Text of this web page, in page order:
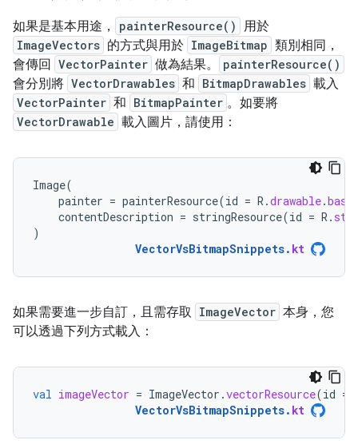
如果是基本用途，
painterResource() 用於
ImageVectors 的方式與用於 ImageBitmap 類別相同，
會傳回 VectorPainter 做為結果。 painterResource()
會分別將 VectorDrawables 和 BitmapDrawables 載入
VectorPainter 和 BitmapPainter 。如要將
VectorDrawable 載入圖片，請使用：
Image(
painter = painterResource(id = R .drawable.
contentDescription = stringResource(id = R .
)
VectorVsBitmapSnippets. kt
如果需要進一步自訂，且需存取 ImageVector 本身，您
可以透過下列方式載入：
val imageVector = ImageVector .vectorResource(id =
VectorVsBitmapSnippets. kt